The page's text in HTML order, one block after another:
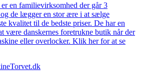
en familievirksomhed der går 3
de lægger en stor ære i at sælge
kvalitet til de bedste priser. De har en
være danskernes foretrukne butik når der
eller overlocker. Klik her for at se